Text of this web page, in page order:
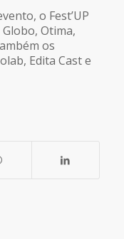
o Fest’UP
Otima,
os
Edita Cast e